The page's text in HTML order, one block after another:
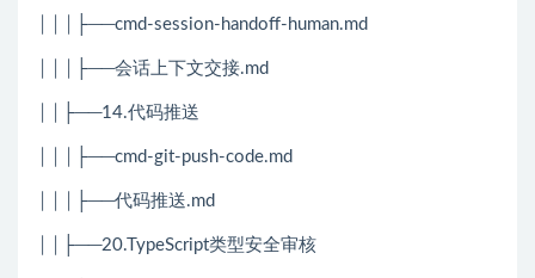
│││├──cmd-session-handoff-human.md
│││├──会话上下文交接.md
││├──14.代码推送
│││├──cmd-git-push-code.md
│││├──代码推送.md
││├──20.TypeScript类型安全审核